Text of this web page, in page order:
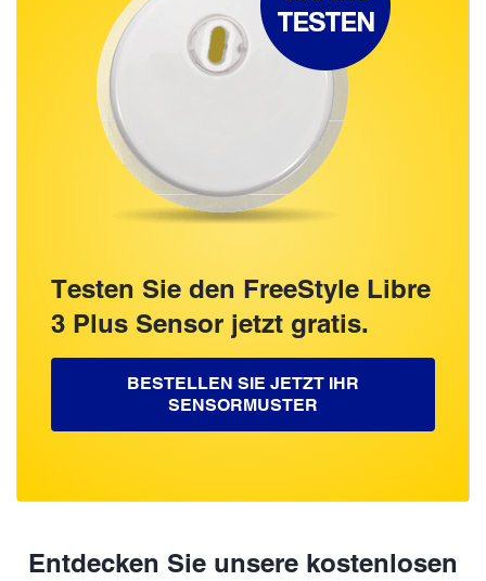
Testen Sie den FreeStyle Libre
3 Plus Sensor jetzt gratis.
BESTELLEN SIE JETZT IHR
SENSORMUSTER
Entdecken Sie unsere kostenlosen